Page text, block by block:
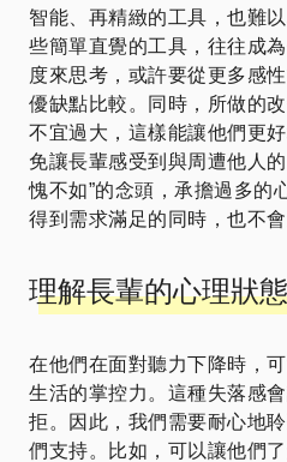
智能、再精緻的工具，也難
些簡單直覺的工具，往往成
度來思考，或許要從更多感
優缺點比較。同時，所做的
不宜過大，這樣能讓他們更
免讓長輩感受到與周遭他人
愧不如”的念頭，承擔過多的
得到需求滿足的同時，也不會
理解長輩的心理狀態
在他們在面對聽力下降時，
生活的掌控力。這種失落感
拒。因此，我們需要耐心地
們支持。比如，可以讓他們